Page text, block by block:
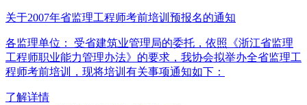
关于2007年省监理工程师考前培训预报名的通知
各监理单位： 受省建筑业管理局的委托，依照《浙江省监理
工程师职业能力管理办法》的要求，我协会拟举办全省监理工
程师考前培训，现将培训有关事项通知如下：
了解详情